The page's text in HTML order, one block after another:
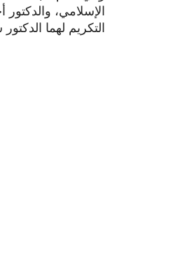
الإسلامي،
التكريم لهما